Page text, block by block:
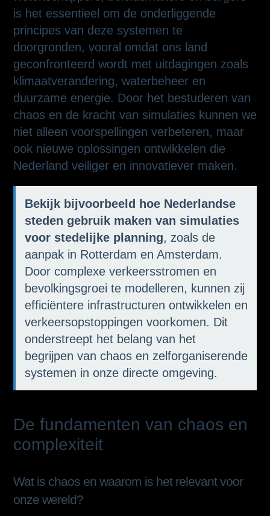
is het essentieel om de onderliggende
principes van deze systemen te
doorgronden, vooral omdat ons land
geconfronteerd wordt met uitdagingen zoals
klimaatverandering, waterbeheer en
duurzame energie. Door het bestuderen van
chaos en de kracht van simulaties kunnen we
niet alleen voorspellingen verbeteren, maar
ook nieuwe oplossingen ontwikkelen die
Nederland veiliger en innovatiever maken.
Bekijk bijvoorbeeld hoe Nederlandse
steden gebruik maken van simulaties
voor stedelijke planning, zoals de
aanpak in Rotterdam en Amsterdam.
Door complexe verkeersstromen en
bevolkingsgroei te modelleren, kunnen zij
efficiëntere infrastructuren ontwikkelen en
verkeersopstoppingen voorkomen. Dit
onderstreept het belang van het
begrijpen van chaos en zelforganiserende
systemen in onze directe omgeving.
De fundamenten van chaos en
complexiteit
Wat is chaos en waarom is het relevant voor
onze wereld?